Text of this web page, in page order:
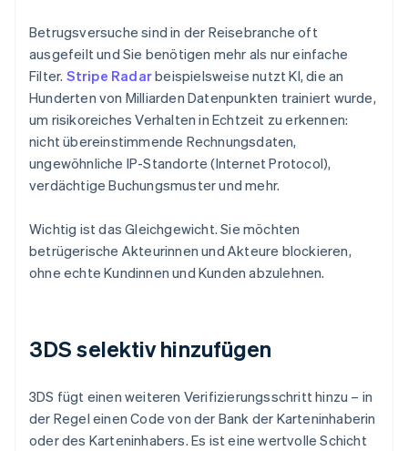
Betrugsversuche sind in der Reisebranche oft
ausgefeilt und Sie benötigen mehr als nur einfache
Filter. Stripe Radarbeispielsweise nutzt KI, die an
Hunderten von Milliarden Datenpunkten trainiert wurde,
um risikoreiches Verhalten in Echtzeit zu erkennen:
nicht übereinstimmende Rechnungsdaten,
ungewöhnliche IP-Standorte (Internet Protocol),
verdächtige Buchungsmuster und mehr.
Wichtig ist das Gleichgewicht. Sie möchten
betrügerische Akteurinnen und Akteure blockieren,
ohne echte Kundinnen und Kunden abzulehnen.
3DS selektiv hinzufügen
3DS fügt einen weiteren Verifizierungsschritt hinzu – in
der Regel einen Code von der Bank der Karteninhaberin
oder des Karteninhabers. Es ist eine wertvolle Schicht